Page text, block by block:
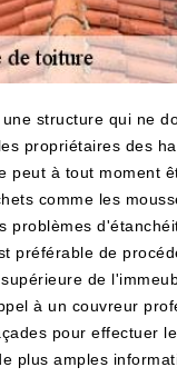
structure qui ne
propriétaires des
peut à tout moment
comme les
problèmes
préférable de
de
à un couvreur
pour effectuer
plus amples